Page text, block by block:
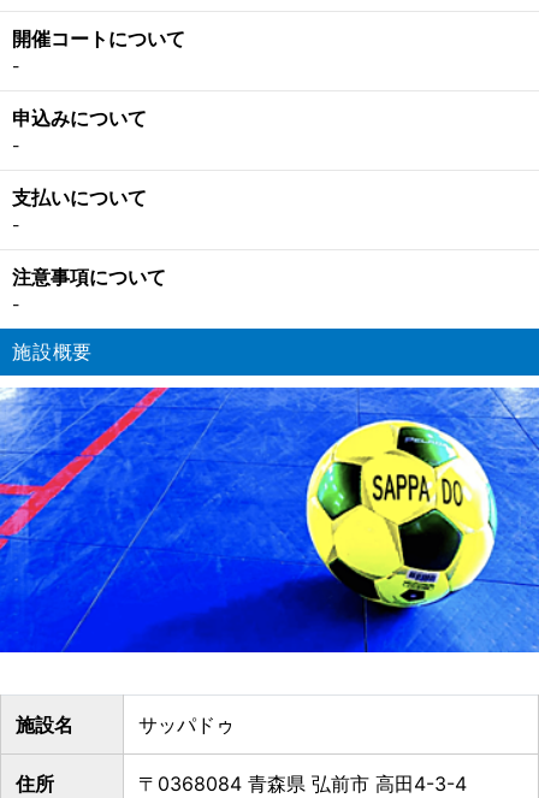
開催コートについて
-
申込みについて
-
支払いについて
-
注意事項について
-
施設概要
施設名 サッパドゥ
住所 〒0368084 青森県 弘前市 高田4-3-4